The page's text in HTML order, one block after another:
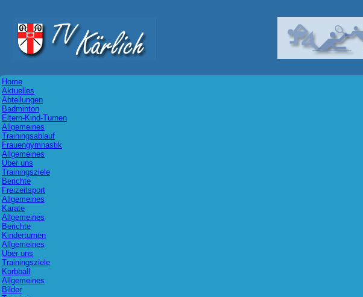
Home
Aktuelles
Abteilungen
Badminton
Eltern-Kind-Turnen
Allgemeines
Trainingsablauf
Frauengymnastik
Allgemeines
Über uns
Trainingsziele
Berichte
Freizeitsport
Allgemeines
Karate
Allgemeines
Berichte
Kinderturnen
Allgemeines
Über uns
Trainingsziele
Korbball
Allgemeines
Bilder